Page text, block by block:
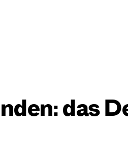
das